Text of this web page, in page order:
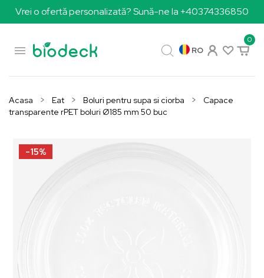
Vrei o ofertă personalizată? Sună-ne la +40374336850

0
RO
Acasa Eat Boluri pentru supa si ciorba
Capace
transparente rPET boluri Ø185 mm 50 buc
-15%